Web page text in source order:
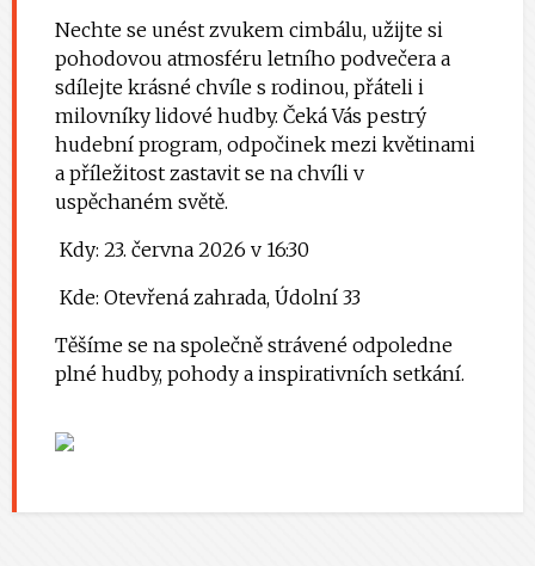
Nechte se unést zvukem cimbálu, užijte si
pohodovou atmosféru letního podvečera a
sdílejte krásné chvíle s rodinou, přáteli i
milovníky lidové hudby. Čeká Vás pestrý
hudební program, odpočinek mezi květinami
a příležitost zastavit se na chvíli v
uspěchaném světě.
Kdy: 23. června 2026 v 16:30
Kde: Otevřená zahrada, Údolní 33
Těšíme se na společně strávené odpoledne
plné hudby, pohody a inspirativních setkání.